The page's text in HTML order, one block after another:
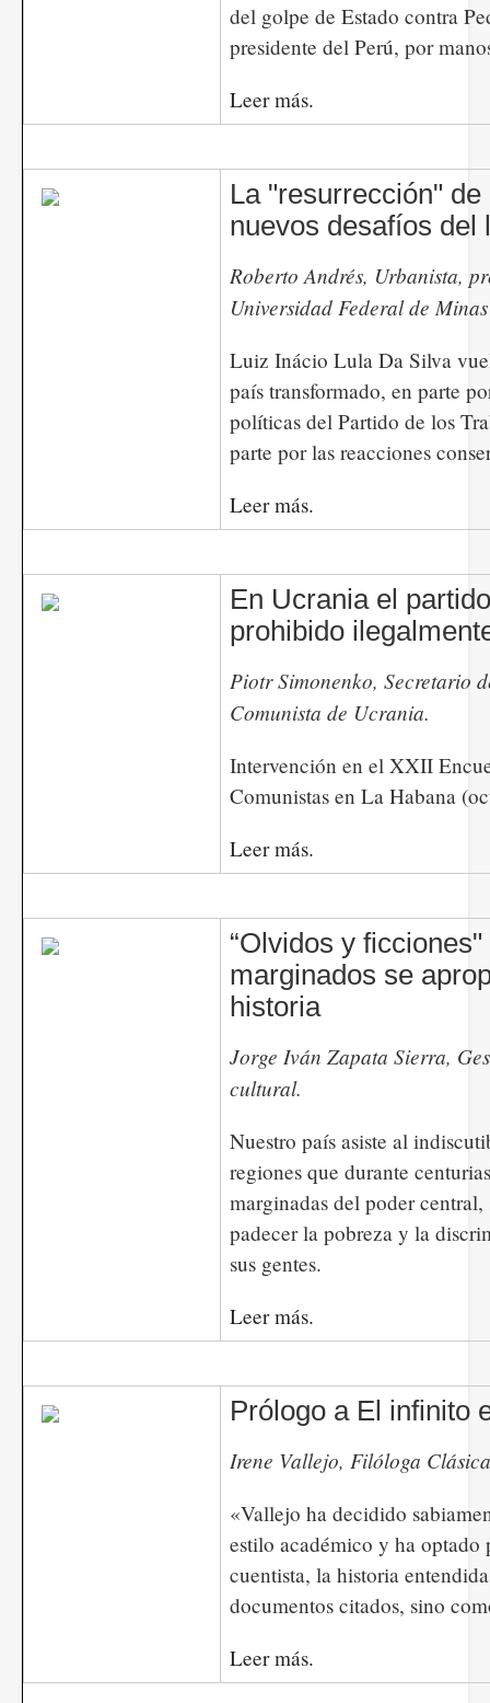
del golpe de Estado contra
presidente del Perú, por
Leer más.
La "resurrección"
nuevos desafíos del
Roberto Andrés, Urbanista,
Universidad Federal de
Luiz Inácio Lula Da Silva
país transformado, en parte
políticas del Partido de los
parte por las reacciones
Leer más.
En Ucrania el
prohibido
​​​​​​Piotr Simonenko, Secretario
Comunista de Ucrania.
Intervención en el XXII
Comunistas en La Habana
Leer más.
“Olvidos y
marginados se
historia
Jorge Iván Zapata Sierra,
cultural.
Nuestro país asiste al
regiones que durante
marginadas del poder central,
padecer la pobreza y la
sus gentes.
Leer más.
Prólogo a El infinito
​​​​​​Irene Vallejo, Filóloga
«Vallejo ha decidido
estilo académico y ha optado
cuentista, la historia
documentos citados, sino
Leer más.